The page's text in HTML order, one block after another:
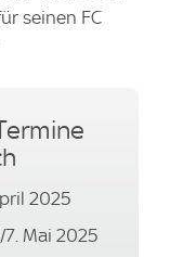
seinen FC
2025
Mai 2025